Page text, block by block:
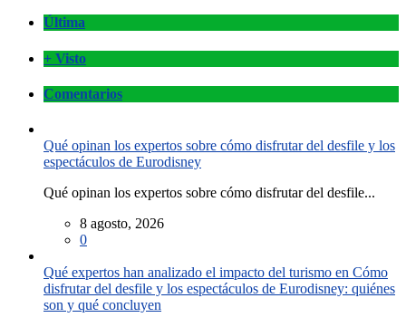
Última
+ Visto
Comentarios
Qué opinan los expertos sobre cómo disfrutar del desfile y los
espectáculos de Eurodisney
Qué opinan los expertos sobre cómo disfrutar del desfile...
8 agosto, 2026
0
Qué expertos han analizado el impacto del turismo en Cómo
disfrutar del desfile y los espectáculos de Eurodisney: quiénes
son y qué concluyen